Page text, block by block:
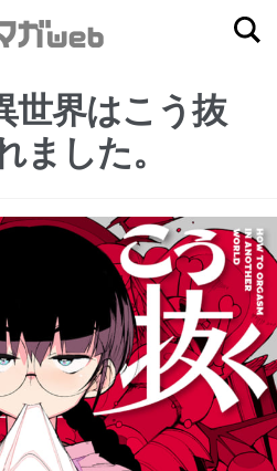
世界はこう抜
ました。